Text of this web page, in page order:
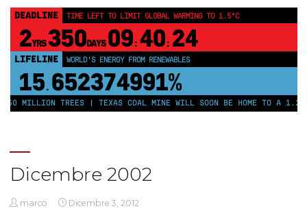
DEADLINE TIME LEFT TO LIMIT GLOBAL WARMING TO 1.5°C
2YRS 350DAYS 09: 40: 24
LIFELINE WORLD'S ENERGY FROM RENEWABLES
15. 652374991%
MILLION TREES | TEXAS COAL MINE WILL SOON BE HOME TO A
Dicembre 2002
marco Dicembre 3, 2012